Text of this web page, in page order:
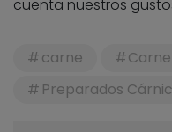
cuenta nuestros
carne
Preparados